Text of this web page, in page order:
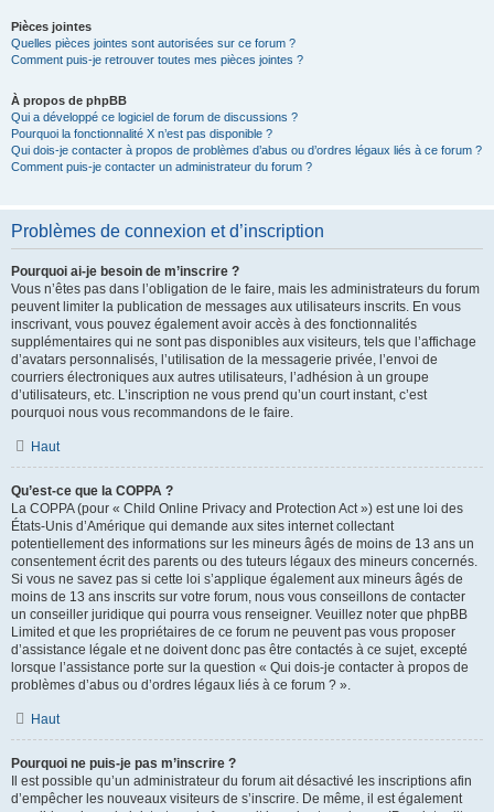
Pièces jointes
Quelles pièces jointes sont autorisées sur ce forum ?
Comment puis-je retrouver toutes mes pièces jointes ?
À propos de phpBB
Qui a développé ce logiciel de forum de discussions ?
Pourquoi la fonctionnalité X n’est pas disponible ?
Qui dois-je contacter à propos de problèmes d’abus ou d’ordres légaux liés à ce forum ?
Comment puis-je contacter un administrateur du forum ?
Problèmes de connexion et d’inscription
Pourquoi ai-je besoin de m’inscrire ?
Vous n’êtes pas dans l’obligation de le faire, mais les administrateurs du forum
peuvent limiter la publication de messages aux utilisateurs inscrits. En vous
inscrivant, vous pouvez également avoir accès à des fonctionnalités
supplémentaires qui ne sont pas disponibles aux visiteurs, tels que l’affichage
d’avatars personnalisés, l’utilisation de la messagerie privée, l’envoi de
courriers électroniques aux autres utilisateurs, l’adhésion à un groupe
d’utilisateurs, etc. L’inscription ne vous prend qu’un court instant, c’est
pourquoi nous vous recommandons de le faire.
Haut
Qu’est-ce que la COPPA ?
La COPPA (pour « Child Online Privacy and Protection Act ») est une loi des
États-Unis d’Amérique qui demande aux sites internet collectant
potentiellement des informations sur les mineurs âgés de moins de 13 ans un
consentement écrit des parents ou des tuteurs légaux des mineurs concernés.
Si vous ne savez pas si cette loi s’applique également aux mineurs âgés de
moins de 13 ans inscrits sur votre forum, nous vous conseillons de contacter
un conseiller juridique qui pourra vous renseigner. Veuillez noter que phpBB
Limited et que les propriétaires de ce forum ne peuvent pas vous proposer
d’assistance légale et ne doivent donc pas être contactés à ce sujet, excepté
lorsque l’assistance porte sur la question « Qui dois-je contacter à propos de
problèmes d’abus ou d’ordres légaux liés à ce forum ? ».
Haut
Pourquoi ne puis-je pas m’inscrire ?
Il est possible qu’un administrateur du forum ait désactivé les inscriptions afin
d’empêcher les nouveaux visiteurs de s’inscrire. De même, il est également